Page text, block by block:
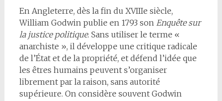
En Angleterre, dès la fin du XVIIIe siècle,
William Godwin publie en 1793 son Enquête sur
la justice politique. Sans utiliser le terme «
anarchiste », il développe une critique radicale
de l’État et de la propriété, et défend l’idée que
les êtres humains peuvent s’organiser
librement par la raison, sans autorité
supérieure. On considère souvent Godwin